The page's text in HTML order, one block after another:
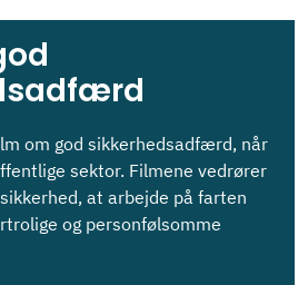
om god sikkerhedsadfærd, når
sektor. Filmene vedrører
at arbejde på farten
og personfølsomme